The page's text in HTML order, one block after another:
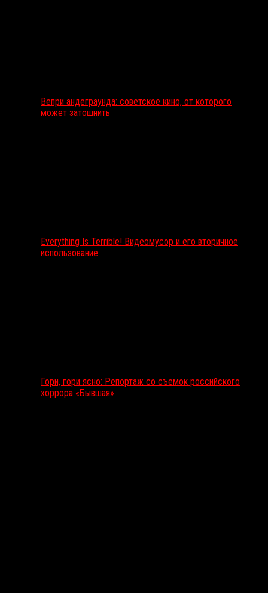
Вепри андеграунда: советское кино, от которого
может затошнить
Everything Is Terrible! Видеомусор и его вторичное
использование
Гори, гори ясно: Репортаж со съемок российского
хоррора «Бывшая»